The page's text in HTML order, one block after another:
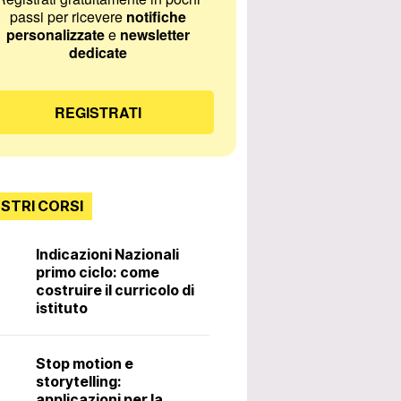
passi per ricevere notifiche
personalizzatee newsletter
dedicate
REGISTRATI
CORSI
Indicazioni Nazionali
primo ciclo: come
costruire il curricolo di
istituto
Stop motion e
storytelling: